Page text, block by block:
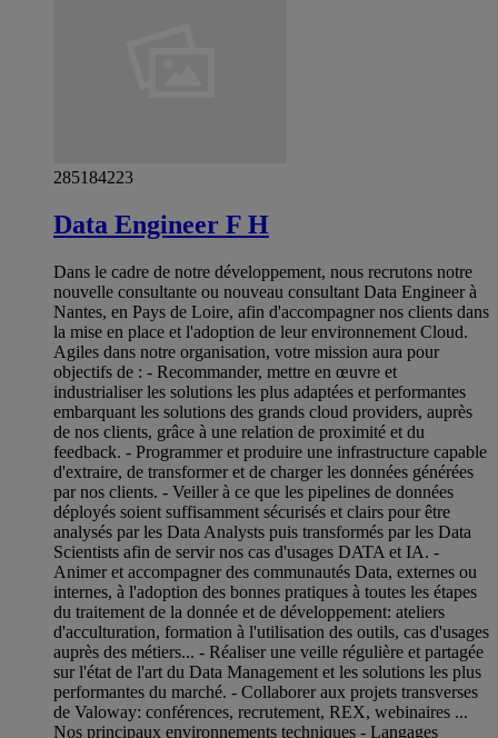
285184223
Data Engineer F H
Dans le cadre de notre développement, nous recrutons notre
nouvelle consultante ou nouveau consultant Data Engineer à
Nantes, en Pays de Loire, afin d'accompagner nos clients dans
la mise en place et l'adoption de leur environnement Cloud.
Agiles dans notre organisation, votre mission aura pour
objectifs de : - Recommander, mettre en œuvre et
industrialiser les solutions les plus adaptées et performantes
embarquant les solutions des grands cloud providers, auprès
de nos clients, grâce à une relation de proximité et du
feedback. - Programmer et produire une infrastructure capable
d'extraire, de transformer et de charger les données générées
par nos clients. - Veiller à ce que les pipelines de données
déployés soient suffisamment sécurisés et clairs pour être
analysés par les Data Analysts puis transformés par les Data
Scientists afin de servir nos cas d'usages DATA et IA. -
Animer et accompagner des communautés Data, externes ou
internes, à l'adoption des bonnes pratiques à toutes les étapes
du traitement de la donnée et de développement: ateliers
d'acculturation, formation à l'utilisation des outils, cas d'usages
auprès des métiers... - Réaliser une veille régulière et partagée
sur l'état de l'art du Data Management et les solutions les plus
performantes du marché. - Collaborer aux projets transverses
de Valoway: conférences, recrutement, REX, webinaires ...
Nos principaux environnements techniques - Langages